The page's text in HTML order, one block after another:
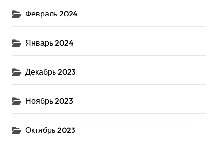
Февраль 2024
Январь 2024
Декабрь 2023
Ноябрь 2023
Октябрь 2023